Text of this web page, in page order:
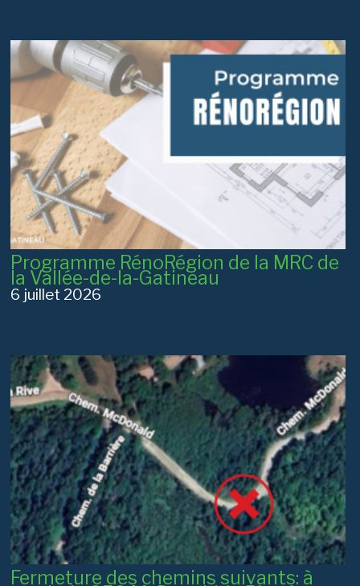
Programme RénoRégion de la MRC de
la Vallée-de-la-Gatineau
6 juillet 2026
Fermeture des chemins suivants: à